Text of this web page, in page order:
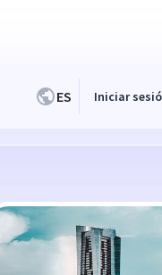
ES Iniciar